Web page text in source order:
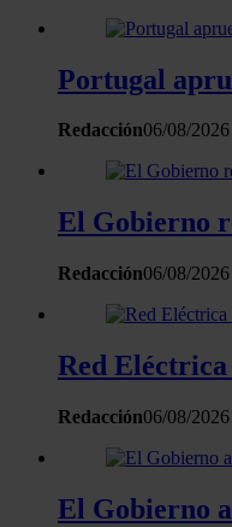
Portugal
Redacción06/08/2026
El Gobierno
Redacción06/08/2026
Red Eléctrica
Redacción06/08/2026
El Gobierno